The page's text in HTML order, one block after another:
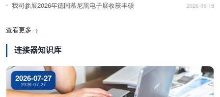
我司参展2026年德国慕尼黑电子展收获丰硕 2026-06-18
查看更多→
连接器知识库
2026-07-27
2026-07-27